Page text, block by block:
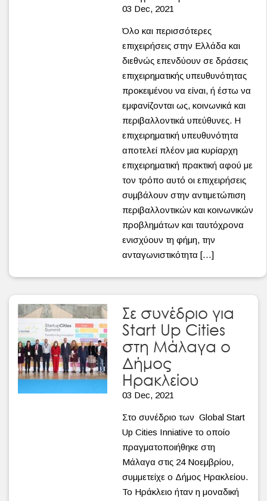
03 Dec, 2021
Όλο και περισσότερες
επιχειρήσεις στην Ελλάδα και
διεθνώς επενδύουν σε δράσεις
επιχειρηματικής υπευθυνότητας
προκειμένου να είναι, ή έστω να
εμφανίζονται ως, κοινωνικά και
περιβαλλοντικά υπεύθυνες. Η
επιχειρηματική υπευθυνότητα
αποτελεί πλέον μια κυρίαρχη
επιχειρηματική πρακτική αφού με
τον τρόπο αυτό οι επιχειρήσεις
συμβάλουν στην αντιμετώπιση
περιβαλλοντικών και κοινωνικών
προβλημάτων και ταυτόχρονα
ενισχύουν τη φήμη, την
ανταγωνιστικότητα […]
Σε συνέδριο για
Start Up Cities
στη Μάλαγα ο
Δήμος
Ηρακλείου
03 Dec, 2021
Στο συνέδριο των Global Start
Up Cities Inniative το οποίο
πραγματοποιήθηκε στη
Μάλαγα στις 24 Νοεμβρίου,
συμμετείχε ο Δήμος Ηρακλείου.
Το Ηράκλειο ήταν η μοναδική